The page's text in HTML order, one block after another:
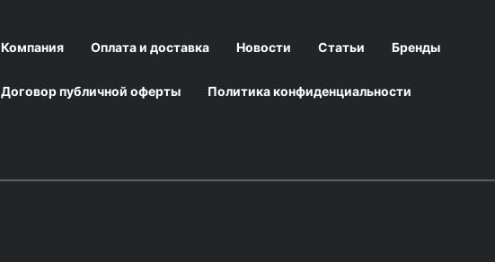
Компания Оплата и доставка Новости Статьи Бренды
Договор публичной оферты Политика конфиденциальности